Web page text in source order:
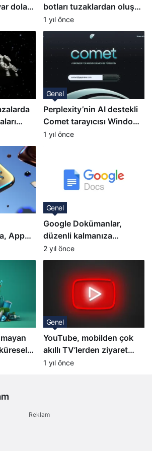
dolara
botları tuzaklardan oluşan
bir labirentte yakalıyor
1 yıl önce
Genel
Perplexity’nin AI destekli
Comet tarayıcısı Windows
kullanıcılarına
1 yıl önce
App
ceza
Genel
Google Dokümanlar,
düzenli kalmanıza
yardımcı olacak sekmeler
ekliyor
2 yıl önce
Genel
YouTube, mobilden çok
akıllı TV’lerden ziyaret
ediliyor
1 yıl önce
Reklam